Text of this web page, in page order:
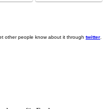
other people know about it through twitter